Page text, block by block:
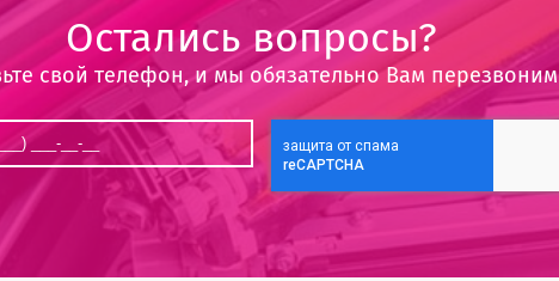
Остались вопросы?
свой телефон, и мы обязательно Вам перезвоним